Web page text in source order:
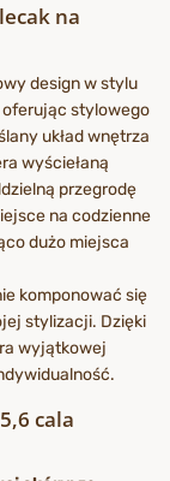
na
design w stylu
oferując stylowego
układ wnętrza
wyściełaną
przegrodę
na codzienne
dużo miejsca
komponować się
stylizacji. Dzięki
wyjątkowej
cala